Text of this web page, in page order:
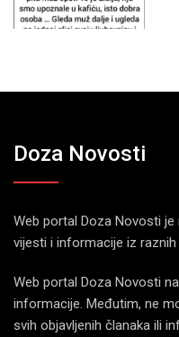
Doza Novosti
Web portal Doza Novosti
vijesti i informacije iz
Web portal Doza Novosti
informacije. Međutim, ne
svih objavljenih članaka ili